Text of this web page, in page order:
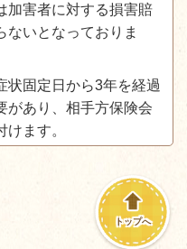
加害者に対する損害賠
ないとなっておりま
状固定日から3年を経過
があり、相手方保険会
ます。
トップへ